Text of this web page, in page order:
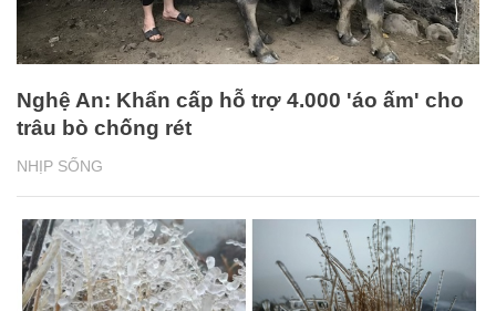
NHỊP SỐNG
Nghệ An: Khẩn cấp hỗ trợ 4.000 'áo ấm' cho
trâu bò chống rét